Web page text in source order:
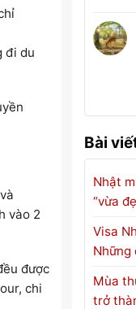
đi du
và
vào 2
được
chi
Bài
Nhật
“vừa
Visa
Những
Mùa
trở